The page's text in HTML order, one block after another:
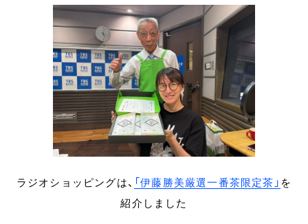
ラジオショッピングは、 「伊藤勝美厳選一番茶限定茶」 を
紹介しました